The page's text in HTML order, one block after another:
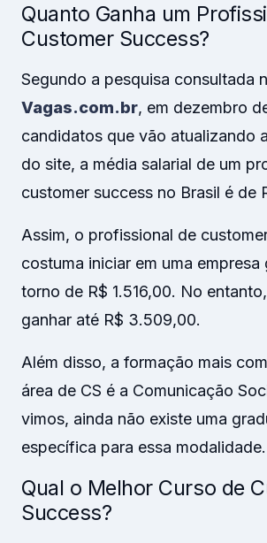
Quanto Ganha um
Customer Success?
Segundo a pesquisa consultada
Vagas.com.br, em dezembro
candidatos que vão atualizando
do site, a média salarial de um
customer success no Brasil é de
Assim, o profissional de
costuma iniciar em uma empresa
torno de R$ 1.516,00. No
ganhar até R$ 3.509,00.
Além disso, a formação mais
área de CS é a Comunicação
vimos, ainda não existe uma
específica para essa modalidade.
Qual o Melhor Curso de
Success?